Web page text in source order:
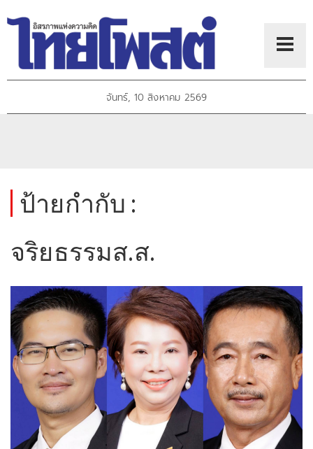
จันทร์, 10 สิงหาคม 2569
ป้ายกำกับ :
จริยธรรมส.ส.